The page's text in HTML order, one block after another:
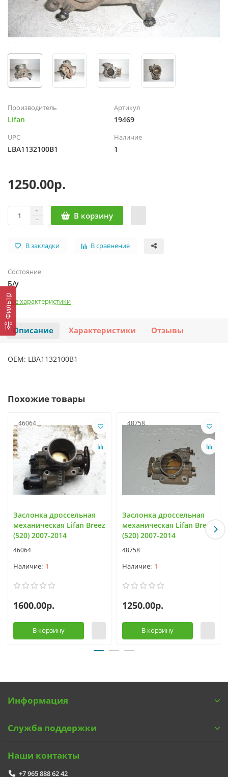
Фильтр
Производитель
Lifan
Артикул
19469
UPC
LBA1132100B1
Наличие
1
1250.00р.
В корзину
В закладки В сравнение
Состояние
Б/у
Все характеристики
Описание Характеристики Отзывы
OEM: LBA1132100B1
Похожие товары
46064
Заслонка дроссельная
механическая Lifan Breez
(520) 2007-2014
46064
1
1600.00р.
В корзину
48758
Заслонка дроссельная
механическая Lifan Breez
(520) 2007-2014
48758
1
1250.00р.
В корзину
Информация
Служба поддержки
Наши контакты
+7 965 888 62 42